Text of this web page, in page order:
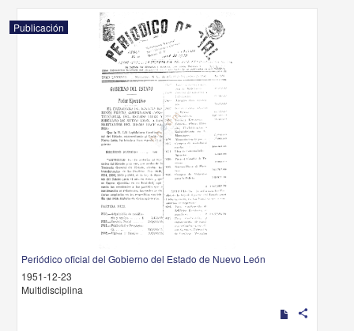
Publicación
Periódico oficial del Gobierno del Estado de Nuevo León
1951-12-23
Multidisciplina
share